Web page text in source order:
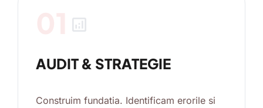
analytics
AUDIT & STRATEGIE
Construim fundatia. Identificam erorile si